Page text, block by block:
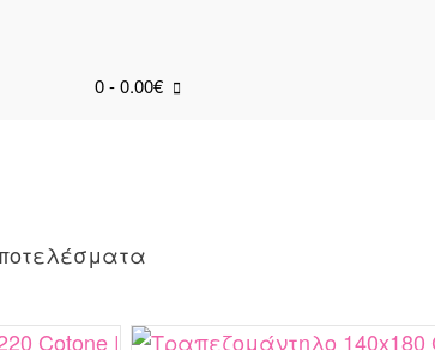
0- 0.00€
latest